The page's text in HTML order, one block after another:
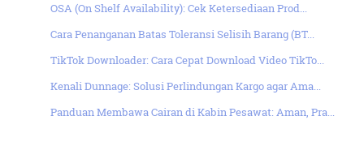
OSA (On Shelf Availability): Cek Ketersediaan Prod...
Cara Penanganan Batas Toleransi Selisih Barang (BT...
TikTok Downloader: Cara Cepat Download Video TikTo...
Kenali Dunnage: Solusi Perlindungan Kargo agar Ama...
Panduan Membawa Cairan di Kabin Pesawat: Aman, Pra...